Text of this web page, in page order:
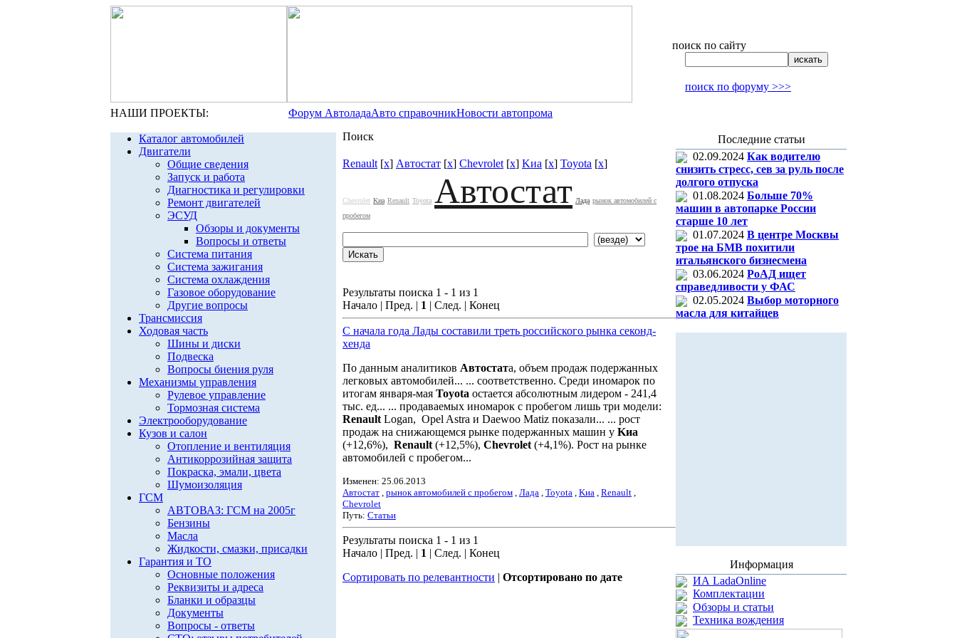
поиск по сайту
поиск по форуму >>>
НАШИ ПРОЕКТЫ: Форум АвтоладаАвто справочникНовости автопрома
Каталог автомобилей
Двигатели
Общие сведения
Запуск и работа
Диагностика и регулировки
Ремонт двигателей
ЭСУД
Обзоры и документы
Вопросы и ответы
Система питания
Система зажигания
Система охлаждения
Газовое оборудование
Другие вопросы
Трансмиссия
Ходовая часть
Шины и диски
Подвеска
Вопросы биения руля
Механизмы управления
Рулевое управление
Тормозная система
Электрооборудование
Кузов и салон
Отопление и вентиляция
Антикоррозийная защита
Покраска, эмали, цвета
Шумоизоляция
ГСМ
АВТОВАЗ: ГСМ на 2005г
Бензины
Масла
Жидкости, смазки, присадки
Гарантия и ТО
Основные положения
Реквизиты и адреса
Бланки и образцы
Документы
Вопросы - ответы
Поиск
Renault [x] Автостат [x] Chevrolet [x] Kиа [x] Toyota [x]
Chevrolet Kиа Renault Toyota Автостат Лада рынок автомобилей с
пробегом
Результаты поиска 1 - 1 из 1
Начало | Пред. | 1 | След. | Конец
С начала года Лады составили треть российского рынка секонд-
хенда
По данным аналитиков Автостата, объем продаж подержанных
легковых автомобилей... ... соответственно. Среди иномарок по
итогам января-мая Toyota остается абсолютным лидером - 241,4
тыс. ед... ... продаваемых иномарок с пробегом лишь три модели:
Renault Logan, Opel Astra и Daewoo Matiz показали... ... рост
продаж на снижающемся рынке подержанных машин у Kиа
(+12,6%), Renault (+12,5%), Chevrolet (+4,1%). Рост на рынке
автомобилей с пробегом...
Изменен: 25.06.2013
Автостат , рынок автомобилей с пробегом , Лада , Toyota , Kиа , Renault ,
Chevrolet
Путь: Статьи
Результаты поиска 1 - 1 из 1
Начало | Пред. | 1 | След. | Конец
Сортировать по релевантности | Отсортировано по дате
Последние статьи
02.09.2024 Как водителю
снизить стресс, сев за руль после
долгого отпуска
01.08.2024 Больше 70%
машин в автопарке России
старше 10 лет
01.07.2024 В центре Москвы
трое на БМВ похитили
итальянского бизнесмена
03.06.2024 РоАД ищет
справедливости у ФАС
02.05.2024 Выбор моторного
масла для китайцев
Информация
ИА LadaOnline
Комплектации
Обзоры и статьи
Техника вождения